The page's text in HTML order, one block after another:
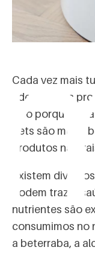
Cada vez mais
adeptos aos
Isso porque
pets são muito
produtos
Existem
podem trazer
nutrientes são
consumimos no
a beterraba, a